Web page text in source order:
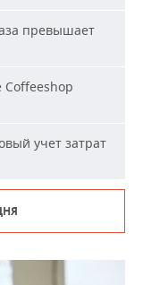
превышает
Coffeeshop
учет затрат